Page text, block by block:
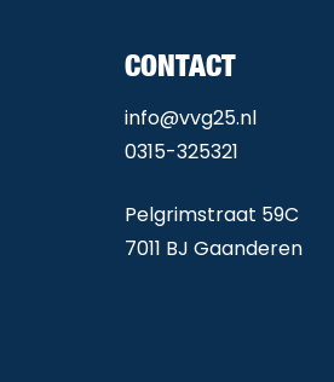
CONTACT
info@vvg25.nl
0315-325321
Pelgrimstraat 59C
7011 BJ Gaanderen